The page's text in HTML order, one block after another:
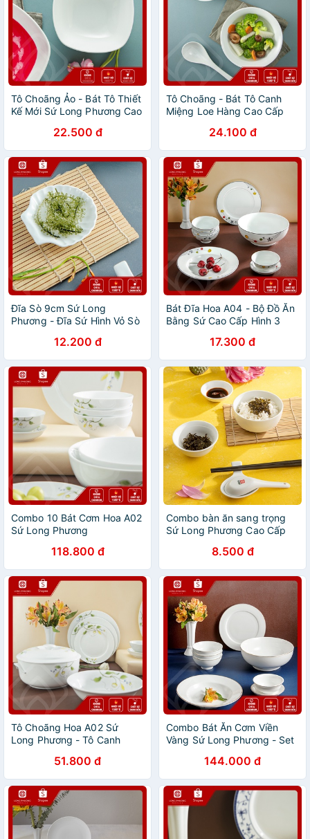
Tô Choãng Ảo - Bát Tô Thiết
Kế Mới Sứ Long Phương Cao
22.500 đ
Tô Choãng - Bát Tô Canh
Miệng Loe Hàng Cao Cấp
24.100 đ
Đĩa Sò 9cm Sứ Long
Phương - Đĩa Sứ Hình Vỏ Sò
12.200 đ
Bát Đĩa Hoa A04 - Bộ Đồ Ăn
Bằng Sứ Cao Cấp Hình 3
17.300 đ
Combo 10 Bát Cơm Hoa A02
Sứ Long Phương
118.800 đ
Combo bàn ăn sang trọng
Sứ Long Phương Cao Cấp
8.500 đ
Tô Choãng Hoa A02 Sứ
Long Phương - Tô Canh
51.800 đ
Combo Bát Ăn Cơm Viền
Vàng Sứ Long Phương - Set
144.000 đ